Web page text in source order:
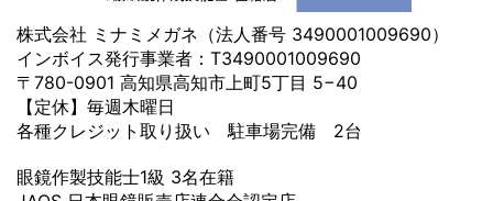
株式会社 ミナミメガネ（法人番号 3490001009690）
インボイス発行事業者：T3490001009690
〒780-0901 高知県高知市上町5丁目 5−40
【定休】毎週木曜日
各種クレジット取り扱い 駐車場完備 2台
眼鏡作製技能士1級 3名在籍